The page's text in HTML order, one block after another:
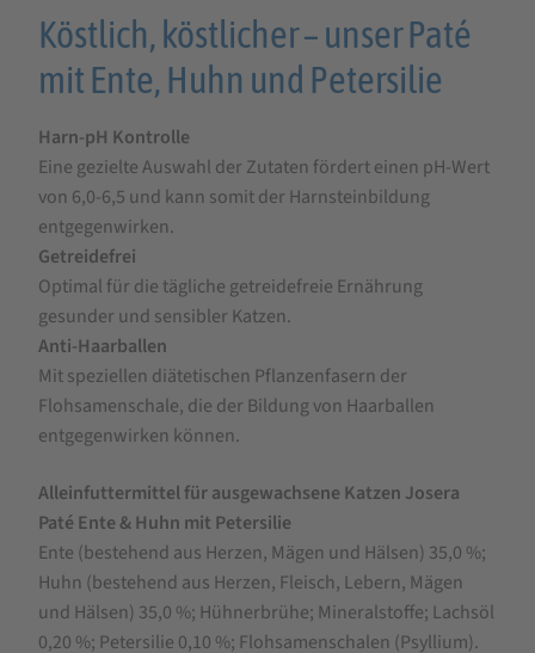
Köstlich, köstlicher – unser Paté
mit Ente, Huhn und Petersilie
Harn-pH Kontrolle
Eine gezielte Auswahl der Zutaten fördert einen pH-Wert
von 6,0-6,5 und kann somit der Harnsteinbildung
entgegenwirken.
Getreidefrei
Optimal für die tägliche getreidefreie Ernährung
gesunder und sensibler Katzen.
Anti-Haarballen
Mit speziellen diätetischen Pflanzenfasern der
Flohsamenschale, die der Bildung von Haarballen
entgegenwirken können.
Alleinfuttermittel für ausgewachsene Katzen Josera
Paté Ente & Huhn mit Petersilie
Ente (bestehend aus Herzen, Mägen und Hälsen) 35,0 %;
Huhn (bestehend aus Herzen, Fleisch, Lebern, Mägen
und Hälsen) 35,0 %; Hühnerbrühe; Mineralstoffe; Lachsöl
0,20 %; Petersilie 0,10 %; Flohsamenschalen (Psyllium).